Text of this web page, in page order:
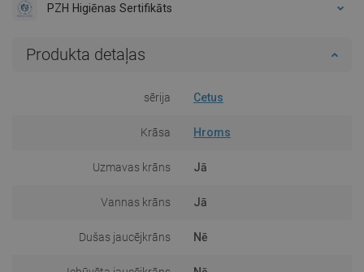
PZH Higiēnas Sertifikāts
Produkta detaļas
sērija Cetus
Krāsa Hroms
Uzmavas krāns Jā
Vannas krāns Jā
Dušas jaucējkrāns Nē